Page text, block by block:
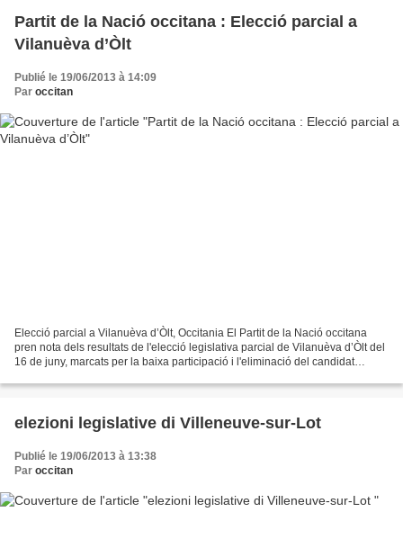
Partit de la Nació occitana : Elecció parcial a
Vilanuèva d’Òlt
Publié le 19/06/2013 à 14:09
Par occitan
Elecció parcial a Vilanuèva d’Òlt, Occitania El Partit de la Nació occitana
pren nota dels resultats de l'elecció legislativa parcial de Vilanuèva d’Òlt del
16 de juny, marcats per la baixa participació i l'eliminació del candidat
elezioni legislative di Villeneuve-sur-Lot
Publié le 19/06/2013 à 13:38
Par occitan